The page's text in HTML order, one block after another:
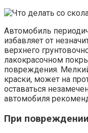
Автомобиль
избавляет от
верхнего
лакокрасочном
повреждения.
краски, может на
оставаться
автомобиля
При